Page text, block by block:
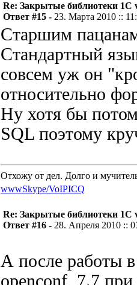
Re: Закрытые библиотеки 1С
Ответ #15 - 23. Марта 2010 ::
Старшим
Стандартный
совсем уж он
относительно
Ну хотя бы
SQL поэтому
Отхожу от дел. Долго и
wwwSkype/VoIPICQ
Re: Закрытые библиотеки 1С
Ответ #16 - 28. Апреля 2010 ::
А после работы
openconf 7.7 при